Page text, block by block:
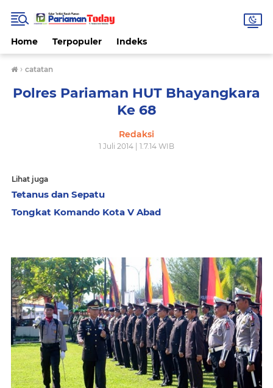
Home Terpopuler Indeks
› catatan
Polres Pariaman HUT Bhayangkara
Ke 68
Redaksi
1 Juli 2014 | 1.7.14 WIB
Lihat juga
Tetanus dan Sepatu
Tongkat Komando Kota V Abad